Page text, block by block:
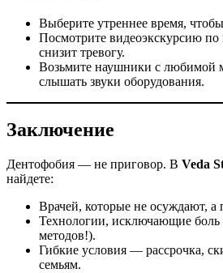
Выберите утреннее время,
Посмотрите видеоэкскурсию
снизит тревогу.
Возьмите наушники с любимой
слышать звуки оборудования.
Заключение
Дентофобия — не приговор. В Veda
найдете:
Врачей, которые не осуждают, а
Технологии, исключающие боль
методов!).
Гибкие условия — рассрочка,
семьям.